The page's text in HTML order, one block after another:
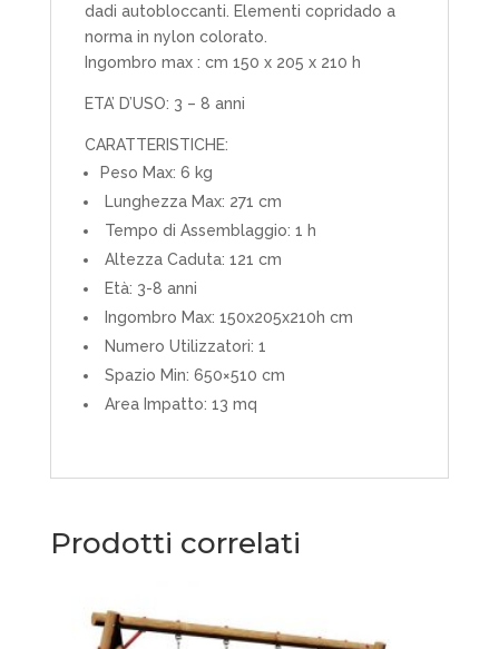
dadi autobloccanti. Elementi copridado a
norma in nylon colorato.
Ingombro max : cm 150 x 205 x 210 h
ETA’ D’USO: 3 – 8 anni
CARATTERISTICHE:
Peso Max: 6 kg
Lunghezza Max: 271 cm
Tempo di Assemblaggio: 1 h
Altezza Caduta: 121 cm
Età: 3-8 anni
Ingombro Max: 150x205x210h cm
Numero Utilizzatori: 1
Spazio Min: 650×510 cm
Area Impatto: 13 mq
Prodotti correlati